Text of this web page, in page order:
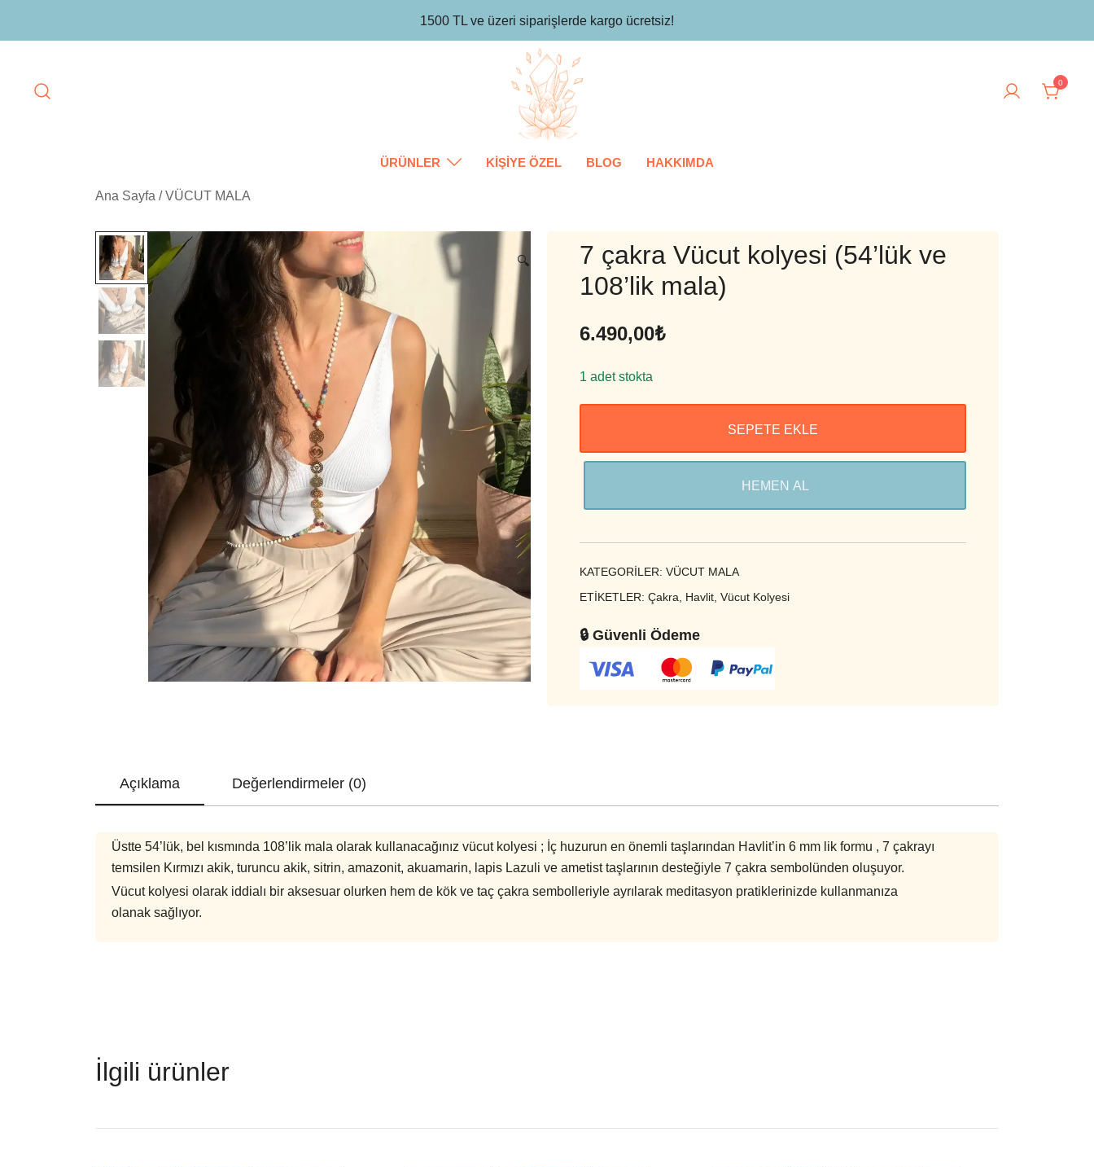
1500 TL ve üzeri siparişlerde kargo ücretsiz!
Padme Healing
0
ÜRÜNLER KİŞİYE ÖZEL BLOG HAKKIMDA
Ana Sayfa /VÜCUT MALA
🔍
7 çakra Vücut kolyesi (54’lük ve
108’lik mala)
6.490,00₺
1 adet stokta
SEPETE EKLE
HEMEN AL
KATEGORILER: VÜCUT MALA
ETIKETLER: Çakra Havlit Vücut Kolyesi
🔒 Güvenli Ödeme
Açıklama Değerlendirmeler (0)
Üstte 54’lük, bel kısmında 108’lik mala olarak kullanacağınız vücut kolyesi ; İç huzurun en önemli taşlarından Havlit’in 6 mm lik formu , 7 çakrayı
temsilen Kırmızı akik, turuncu akik, sitrin, amazonit, akuamarin, lapis Lazuli ve ametist taşlarının desteğiyle 7 çakra sembolünden oluşuyor.
Vücut kolyesi olarak iddialı bir aksesuar olurken hem de kök ve taç çakra sembolleriyle ayrılarak meditasyon pratiklerinizde kullanmanıza
olanak sağlıyor.
İlgili ürünler